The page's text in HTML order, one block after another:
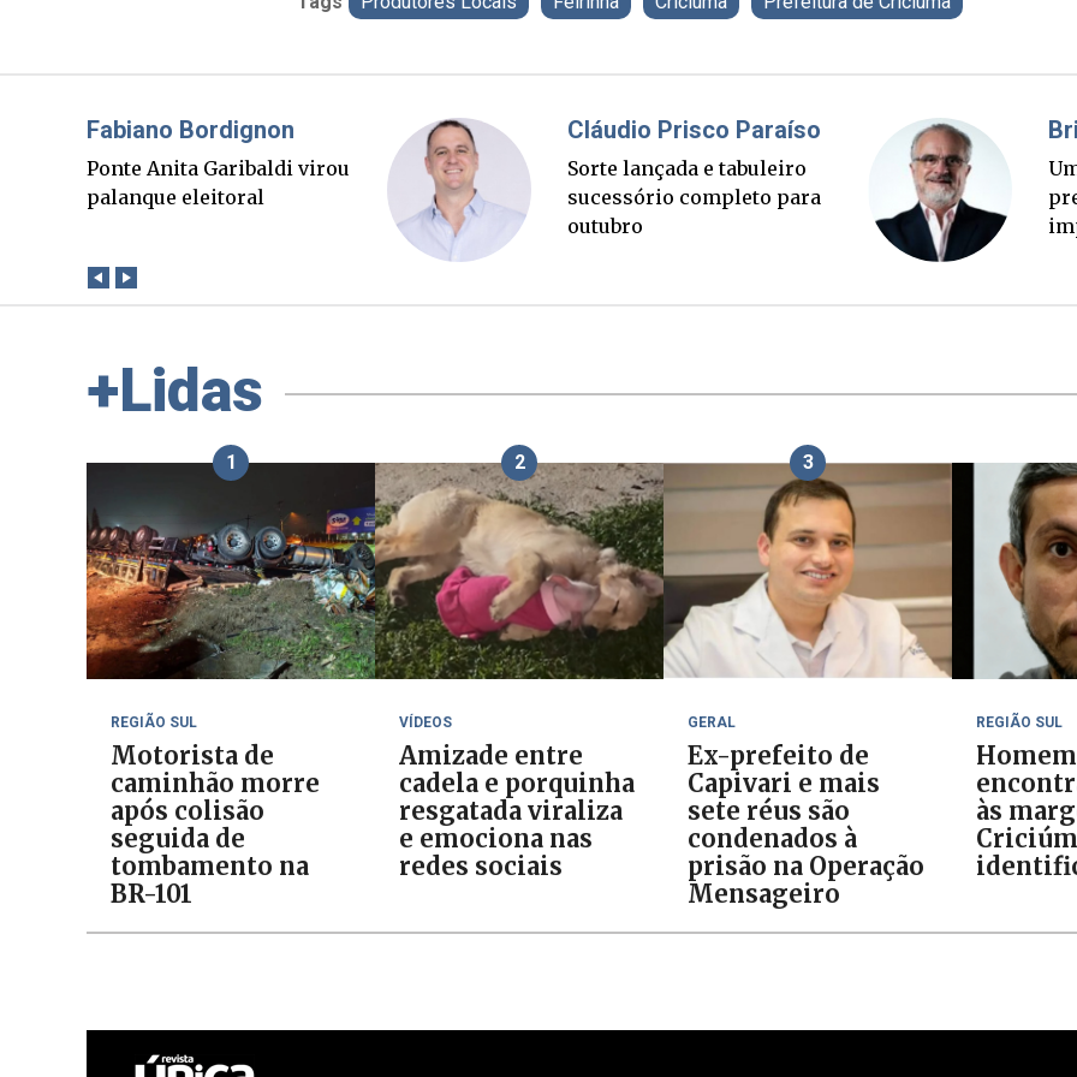
Misael Elias
O Boato corre mais rápido
que a verdade. Mas quem
Fabiano Bordignon
Ponte Anita Garibaldi virou
palanque eleitoral
+Lidas
1
REGIÃO SUL
Motorista de
caminhão morre
após colisão
seguida de
tombamento na
BR-101
2
VÍDEOS
Amizade entre
cadela e porquinha
resgatada viraliza
e emociona nas
redes sociais
3
GERAL
Ex-prefeito de
Capivari e mais
sete réus são
condenados à
prisão na Operação
Mensageiro
REGIÃO SUL
Homem
às